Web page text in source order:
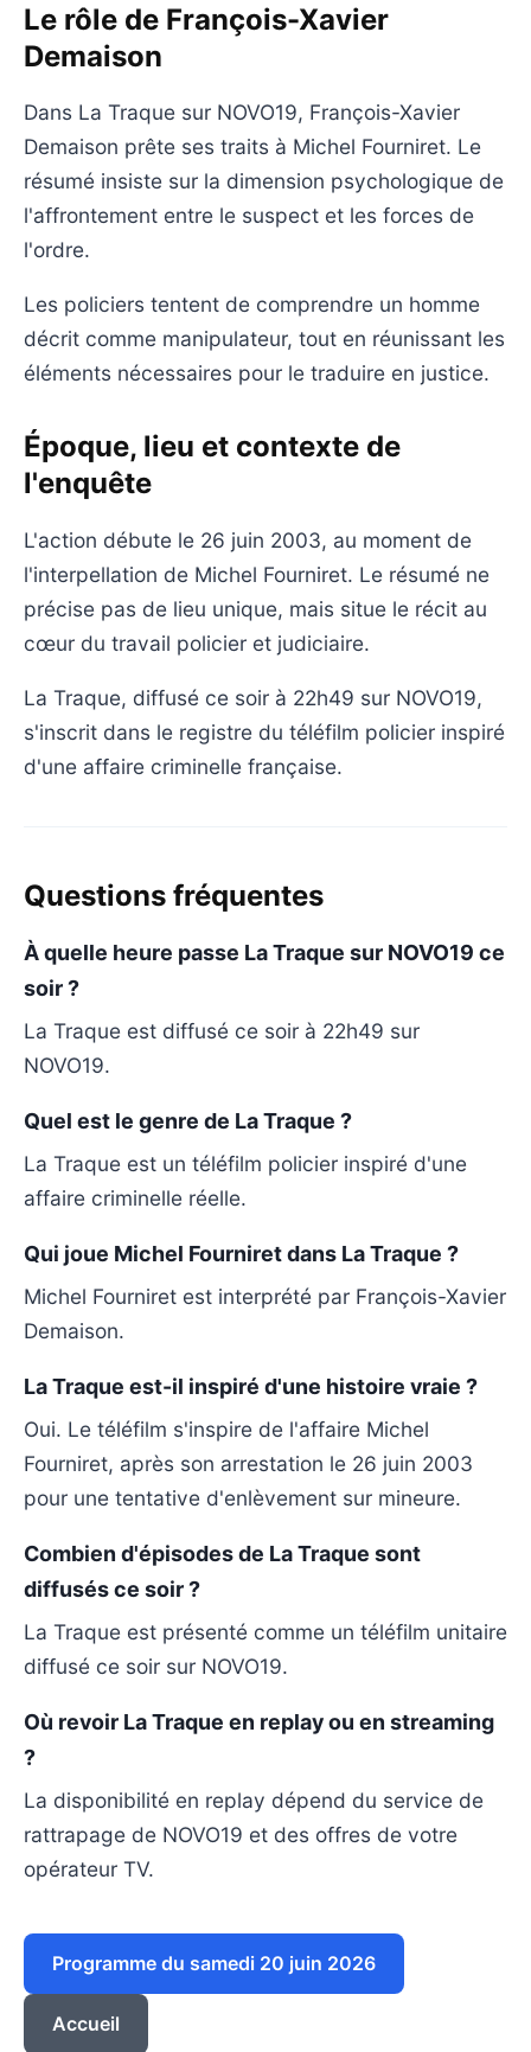
Le rôle de François-Xavier
Demaison
Dans La Traque sur NOVO19, François-Xavier
Demaison prête ses traits à Michel Fourniret. Le
résumé insiste sur la dimension psychologique de
l'affrontement entre le suspect et les forces de
l'ordre.
Les policiers tentent de comprendre un homme
décrit comme manipulateur, tout en réunissant les
éléments nécessaires pour le traduire en justice.
Époque, lieu et contexte de
l'enquête
L'action débute le 26 juin 2003, au moment de
l'interpellation de Michel Fourniret. Le résumé ne
précise pas de lieu unique, mais situe le récit au
cœur du travail policier et judiciaire.
La Traque, diffusé ce soir à 22h49 sur NOVO19,
s'inscrit dans le registre du téléfilm policier inspiré
d'une affaire criminelle française.
Questions fréquentes
À quelle heure passe La Traque sur NOVO19 ce
soir ?
La Traque est diffusé ce soir à 22h49 sur
NOVO19.
Quel est le genre de La Traque ?
La Traque est un téléfilm policier inspiré d'une
affaire criminelle réelle.
Qui joue Michel Fourniret dans La Traque ?
Michel Fourniret est interprété par François-Xavier
Demaison.
La Traque est-il inspiré d'une histoire vraie ?
Oui. Le téléfilm s'inspire de l'affaire Michel
Fourniret, après son arrestation le 26 juin 2003
pour une tentative d'enlèvement sur mineure.
Combien d'épisodes de La Traque sont
diffusés ce soir ?
La Traque est présenté comme un téléfilm unitaire
diffusé ce soir sur NOVO19.
Où revoir La Traque en replay ou en streaming
?
La disponibilité en replay dépend du service de
rattrapage de NOVO19 et des offres de votre
opérateur TV.
Programme du samedi 20 juin 2026
Accueil